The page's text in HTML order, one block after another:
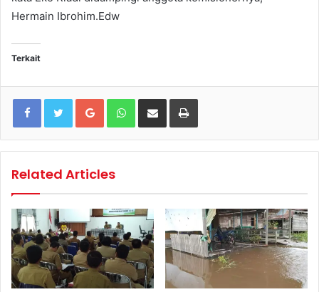
Hermain Ibrohim.Edw
Terkait
Google+WhatsApp
Share via Email Print
Related Articles